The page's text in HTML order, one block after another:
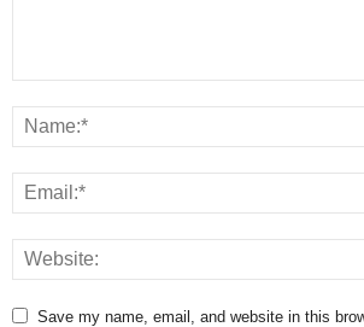
Save my name, email, and website in this